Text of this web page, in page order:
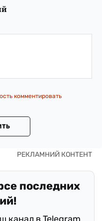
комментировать
последних